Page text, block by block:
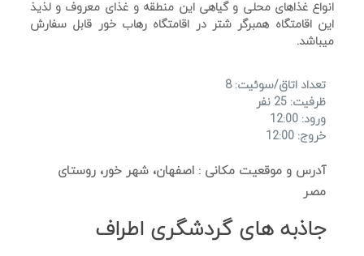
انواع غذاهای محلی و گیاهی این منطقه و غذای معروف و لذیذ
این اقامتگاه همبرگر شتر در اقامتگاه رهاب خور قابل سفارش
میباشد.
تعداد اتاق/سوئیت: 8
ظرفیت: 25 نفر
ورود: 12:00
خروج: 12:00
آدرس و موقعیت مکانی : اصفهان، شهر خور، روستای
مصر
جاذبه های گردشگری اطراف